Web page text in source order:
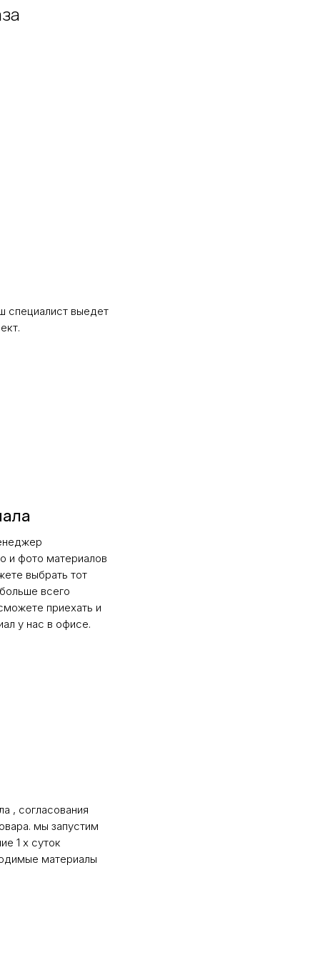
специалист выедет
и фото материалов
выбрать тот
всего
приехать и
у нас в офисе.
, согласования
мы запустим
1 х суток
материалы